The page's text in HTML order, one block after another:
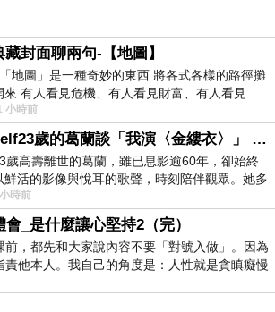
分享推薦.好用.推薦.評價.熱銷.
較
買冰山袋鼠 日系防水肩背兩用
原因,是因為比較有保障,也不會
以才選擇在這購入
參考分享↓↓↓
藏封面聊兩句-【地圖】
「地圖」是一種奇妙的東西 將各式各樣的路徑攤
來 有人看見危機、有人看見財富、有人看見…
中可以發掘出不同的
小時前
Self23歲的葛蘭談「我演〈金縷衣〉」 #戀上老電影 #粟子 #葛蘭
歲高壽離世的葛蘭，雖已息影逾60年，卻始終
鮮活的影像與悅耳的歌聲，時刻陪伴觀眾。她多
多藝、陽光開朗的形象，不僅保留在電影
時前
_是什麼讓心堅持2（完）
，都先和大家說內容不要「對號入做」。因為
他本人。我自己的角度是：人性就是貪瞋癡慢